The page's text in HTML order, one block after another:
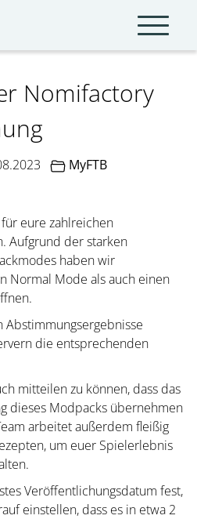
Nomifactory
MyFTB
eure zahlreichen
Aufgrund der starken
haben wir
Normal Mode als auch einen
die entsprechenden
mitteilen zu können, dass das
dieses Modpacks übernehmen
arbeitet außerdem fleißig
um euer Spielerlebnis
Veröffentlichungsdatum fest,
einstellen, dass es in etwa 2